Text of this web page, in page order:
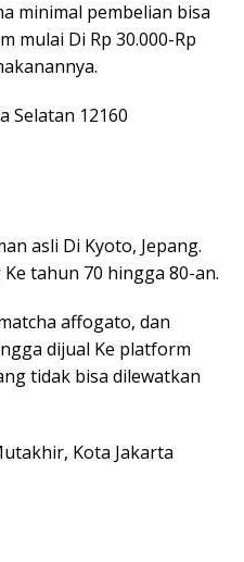
minimal pembelian bisa
mulai Di Rp 30.000-Rp
Selatan 12160
asli Di Kyoto, Jepang.
tahun 70 hingga 80-an.
affogato, dan
dijual Ke platform
tidak bisa dilewatkan
Kota Jakarta